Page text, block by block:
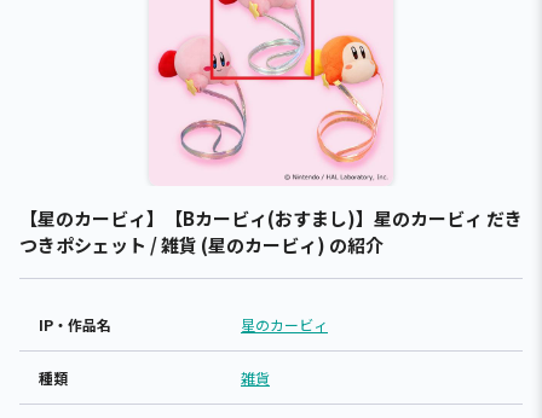
【星のカービィ】【Bカービィ(おすまし)】星のカービィ だき
つきポシェット / 雑貨 (星のカービィ) の紹介
IP・作品名 星のカービィ
種類 雑貨